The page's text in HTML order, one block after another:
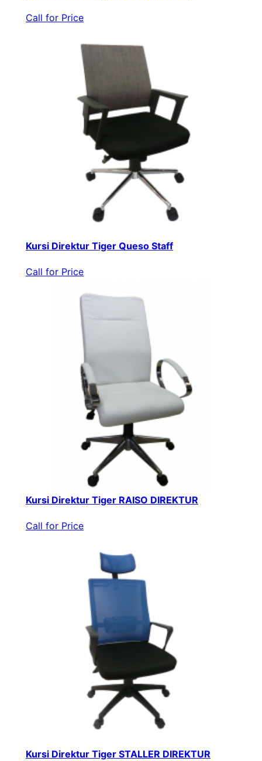
Call for Price
Kursi Direktur Tiger Queso Staff
Call for Price
Kursi Direktur Tiger RAISO DIREKTUR
Call for Price
Kursi Direktur Tiger STALLER DIREKTUR